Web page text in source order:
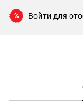
% Войти для